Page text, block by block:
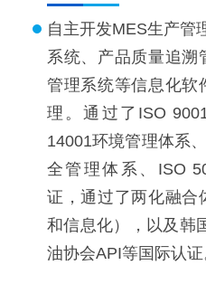
自主开发MES生产管
系统、产品质量追溯
管理系统等信息化软
理。通过了ISO
14001环境管理体系
全管理体系、ISO
证，通过了两化融合
和信息化），以及韩
油协会API等国际认证